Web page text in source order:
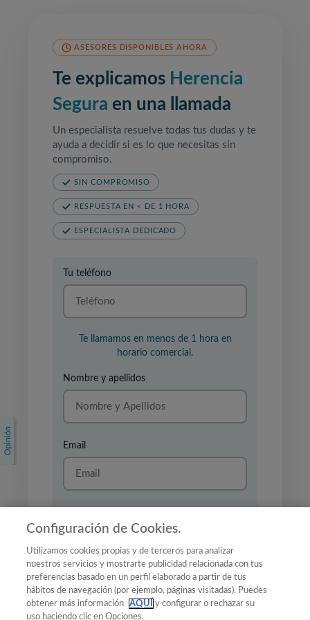
ASESORES DISPONIBLES AHORA
Te explicamos Herencia
Segura en una llamada
Un especialista resuelve todas tus dudas y te
ayuda a decidir si es lo que necesitas sin
compromiso.
SIN COMPROMISO
RESPUESTA EN < DE 1 HORA
ESPECIALISTA DEDICADO
Tu teléfono
Te llamamos en menos de 1 hora en
horario comercial.
Nombre y apellidos
Email
He leido y acepto la
politica de privacidad
y el
tratamiento de mis datos para
recibir una llamada.
Configuración de Cookies.
Utilizamos cookies propias y de terceros para analizar
nuestros servicios y mostrarte publicidad relacionada con tus
preferencias basado en un perfil elaborado a partir de tus
hábitos de navegación (por ejemplo, páginas visitadas). Puedes
obtener más información
AQUÍ
y configurar o rechazar su
uso haciendo clic en Opciones.